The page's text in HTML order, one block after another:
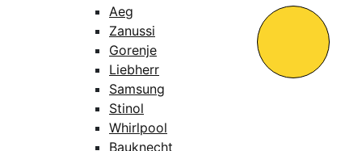
Aeg
Zanussi
Gorenje
Liebherr
Samsung
Stinol
Whirlpool
Bauknecht